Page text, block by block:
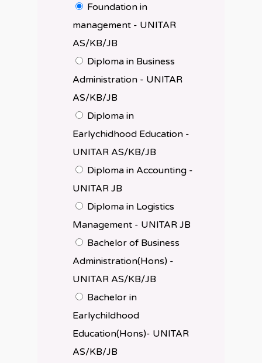
Foundation in
management - UNITAR
AS/KB/JB
Diploma in Business
Administration - UNITAR
AS/KB/JB
Diploma in
Earlychidhood Education -
UNITAR AS/KB/JB
Diploma in Accounting -
UNITAR JB
Diploma in Logistics
Management - UNITAR JB
Bachelor of Business
Administration(Hons) -
UNITAR AS/KB/JB
Bachelor in
Earlychildhood
Education(Hons)- UNITAR
AS/KB/JB